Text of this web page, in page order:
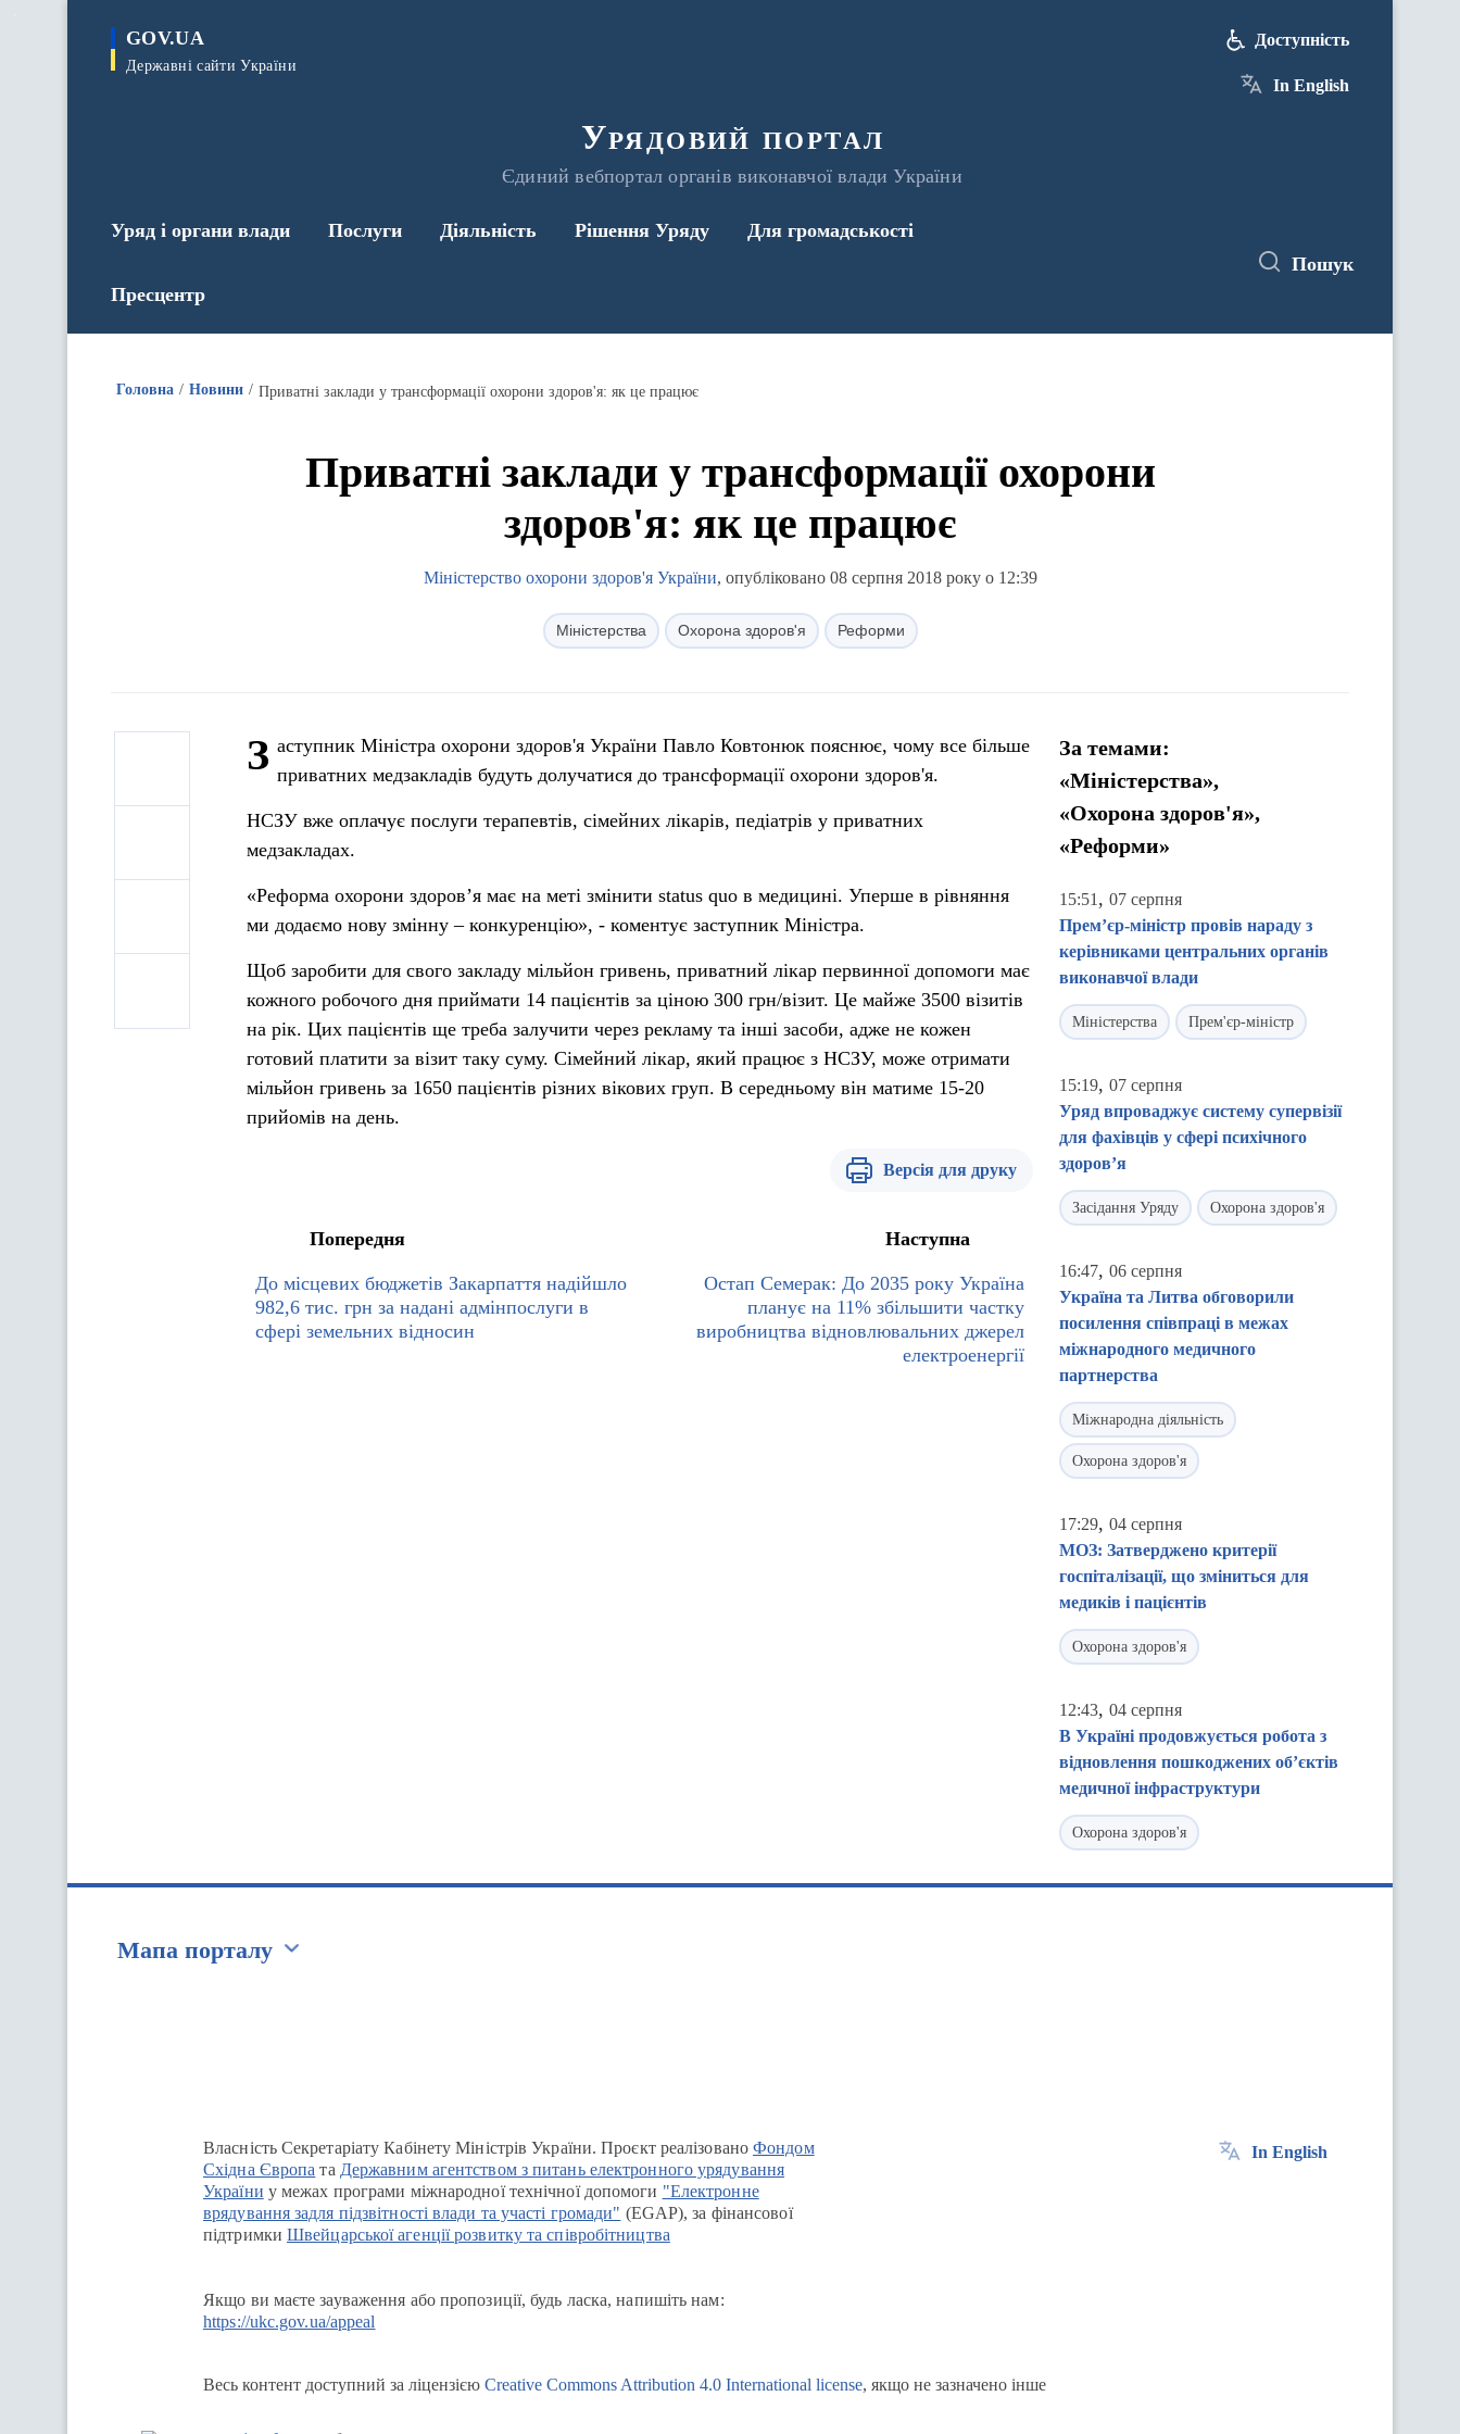
GOV.UA
Державні сайти України
Урядовий портал
Єдиний вебпортал органів виконавчої влади України
Доступність
In English
Уряд і органи влади Послуги Діяльність Рішення Уряду Для громадськості
Пресцентр
Пошук
Головна Новини Приватні заклади у трансформації охорони здоров'я: як це працює
Приватні заклади у трансформації охорони
здоров'я: як це працює
Міністерство охорони здоров'я України, опубліковано 08 серпня 2018 року о 12:39
Міністерства Охорона здоров'я Реформи
З аступник Міністра охорони здоров'я України Павло Ковтонюк пояснює, чому все більше
приватних медзакладів будуть долучатися до трансформації охорони здоров'я.
НСЗУ вже оплачує послуги терапевтів, сімейних лікарів, педіатрів у приватних
медзакладах.
«Реформа охорони здоров’я має на меті змінити status quo в медицині. Уперше в рівняння
ми додаємо нову змінну – конкуренцію», - коментує заступник Міністра.
Щоб заробити для свого закладу мільйон гривень, приватний лікар первинної допомоги має
кожного робочого дня приймати 14 пацієнтів за ціною 300 грн/візит. Це майже 3500 візитів
на рік. Цих пацієнтів ще треба залучити через рекламу та інші засоби, адже не кожен
готовий платити за візит таку суму. Сімейний лікар, який працює з НСЗУ, може отримати
мільйон гривень за 1650 пацієнтів різних вікових груп. В середньому він матиме 15-20
прийомів на день.
Версія для друку
Попередня
До місцевих бюджетів Закарпаття надійшло
982,6 тис. грн за надані адмінпослуги в
сфері земельних відносин
Наступна
Остап Семерак: До 2035 року Україна
планує на 11% збільшити частку
виробництва відновлювальних джерел
електроенергії
За темами:
«Міністерства»,
«Охорона здоров'я»,
«Реформи»
15:51 , 07 серпня
Прем’єр-міністр провів нараду з
керівниками центральних органів
виконавчої влади
Міністерства Прем'єр-міністр
15:19, 07 серпня
Уряд впроваджує систему супервізії
для фахівців у сфері психічного
здоров’я
Засідання Уряду Охорона здоров'я
16:47, 06 серпня
Україна та Литва обговорили
посилення співпраці в межах
міжнародного медичного
партнерства
Міжнародна діяльність
Охорона здоров'я
17:29, 04 серпня
МОЗ: Затверджено критерії
госпіталізації, що зміниться для
медиків і пацієнтів
Охорона здоров'я
12:43, 04 серпня
В Україні продовжується робота з
відновлення пошкоджених об’єктів
медичної інфраструктури
Охорона здоров'я
Мапа порталу
Власність Секретаріату Кабінету Міністрів України. Проєкт реалізованоФондом
Східна Європа та Державним агентством з питань електронного урядування
України у межах програми міжнародної технічної допомоги "Електронне
врядування задля підзвітності влади та участі громади" (EGAP), за фінансової
підтримки Швейцарської агенції розвитку та співробітництва
Якщо ви маєте зауваження або пропозиції, будь ласка, напишіть нам:
https://ukc.gov.ua/appeal
In English
Весь контент доступний за ліцензією Creative Commons Attribution 4.0 International license, якщо не зазначено інше